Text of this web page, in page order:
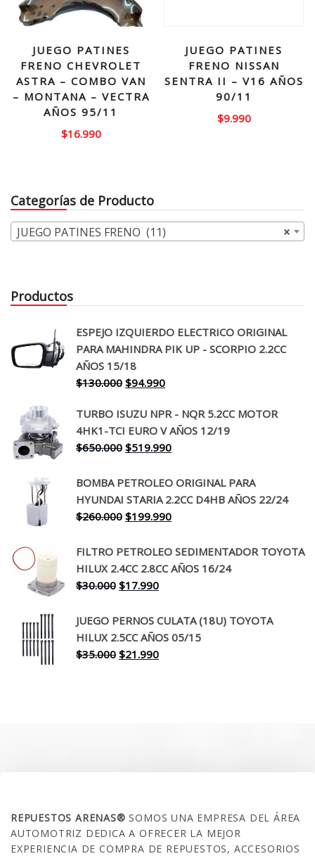
JUEGO PATINES
FRENO CHEVROLET
ASTRA – COMBO VAN
– MONTANA – VECTRA
AÑOS 95/11
$16.990
JUEGO PATINES
FRENO NISSAN
SENTRA II – V16 AÑOS
90/11
$9.990
Categorías de Producto
×
JUEGO PATINES FRENO (11)
Productos
ESPEJO IZQUIERDO ELECTRICO ORIGINAL
PARA MAHINDRA PIK UP - SCORPIO 2.2CC
AÑOS 15/18
$130.000 El
original
era:
$130.000.
$94.990El
actual
es:
$94.990.
TURBO ISUZU NPR - NQR 5.2CC MOTOR
4HK1-TCI EURO V AÑOS 12/19
$650.000 El
original
era:
$650.000.
$519.990El
actual
es:
$519.990.
BOMBA PETROLEO ORIGINAL PARA
HYUNDAI STARIA 2.2CC D4HB AÑOS 22/24
$260.000 El
original
era:
$260.000.
$199.990El
actual
es:
FILTRO PETROLEO SEDIMENTADOR TOYOTA
HILUX 2.4CC 2.8CC AÑOS 16/24
$30.000 El
original
era:
$30.000.
$17.990El
actual
es:
$17.990.
JUEGO PERNOS CULATA (18U) TOYOTA
HILUX 2.5CC AÑOS 05/15
$35.000 El
$21.990El
REPUESTOS ARENAS®SOMOS UNA EMPRESA DEL ÁREA
AUTOMOTRIZ DEDICA A OFRECER LA MEJOR
EXPERIENCIA DE COMPRA DE REPUESTOS, ACCESORIOS